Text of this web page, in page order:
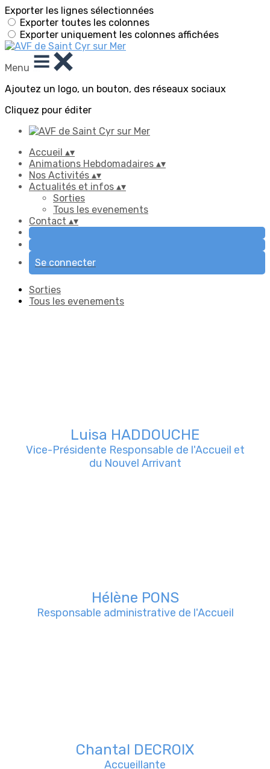
Exporter les lignes sélectionnées
Exporter toutes les colonnes
Exporter uniquement les colonnes affichées
Menu
Ajoutez un logo, un bouton, des réseaux sociaux
Cliquez pour éditer
Accueil ▴▾
Animations Hebdomadaires ▴▾
Nos Activités ▴▾
Actualités et infos ▴▾
Sorties
Tous les evenements
Contact ▴▾
Se connecter
Sorties
Tous les evenements
Luisa HADDOUCHE
Vice-Présidente Responsable de l'Accueil et
du Nouvel Arrivant
Hélène PONS
Responsable administrative de l'Accueil
Chantal DECROIX
Accueillante